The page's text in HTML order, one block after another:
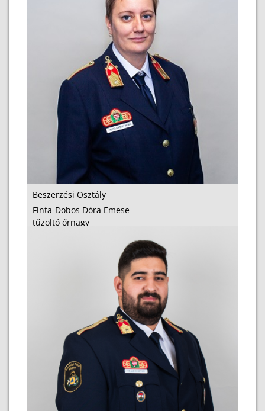
Beszerzési Osztály
Finta-Dobos Dóra Emese
tűzoltó őrnagy